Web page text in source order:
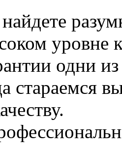
уровне
одни
стараемся